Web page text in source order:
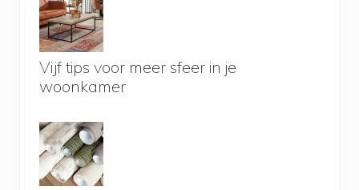
Vijf tips voor meer sfeer in je
woonkamer